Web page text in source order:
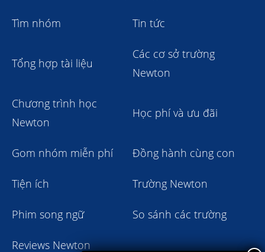
Tìm nhóm Tin tức
Tổng hợp tài liệu
Các cơ sở trường
Newton
Chương trình học
Newton
Học phí và ưu đãi
Gom nhóm miễn phí Đồng hành cùng con
Tiện ích Trường Newton
Phim song ngữ So sánh các trường
Reviews Newton